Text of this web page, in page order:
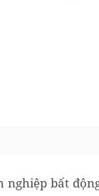
nghiệp bất